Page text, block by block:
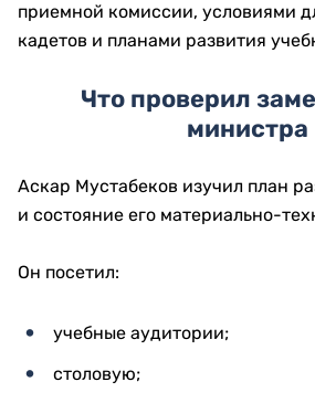
приемной комиссии, условиями
кадетов и планами развития
Что проверил
министра
Аскар Мустабеков изучил план
и состояние его материально-
Он посетил:
учебные аудитории;
столовую;